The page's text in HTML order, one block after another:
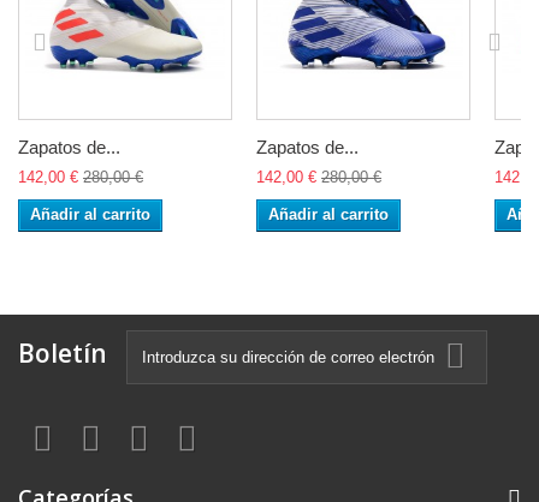
Zapatos de...
142,00 € 280,00 €
Añadir al carrito
Zapatos de...
142,00 € 280,00 €
Añadir al carrito
Boletín